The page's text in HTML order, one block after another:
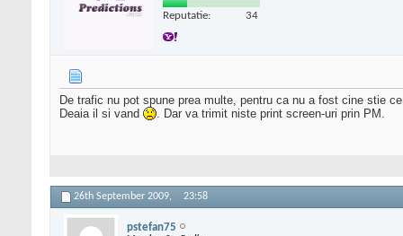
Reputatie: 34
De trafic nu pot spune prea multe, pentru ca nu a fost cine stie
Deaia il si vand
. Dar va trimit niste print screen-uri prin PM.
26th September 2009, 23:58
pstefan75